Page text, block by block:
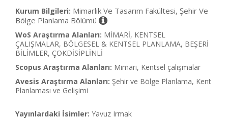
Kurum Bilgileri: Mimarlık Ve Tasarım Fakültesi, Şehir Ve
Bölge Planlama Bölümü
WoS Araştırma Alanları: MİMARİ, KENTSEL
ÇALIŞMALAR, BÖLGESEL & KENTSEL PLANLAMA, BEŞERİ
BİLİMLER, ÇOKDİSİPLİNLİ
Scopus Araştırma Alanları: Mimari, Kentsel çalışmalar
Avesis Araştırma Alanları: Şehir ve Bölge Planlama, Kent
Planlaması ve Gelişimi
Yayınlardaki İsimler: Yavuz Irmak